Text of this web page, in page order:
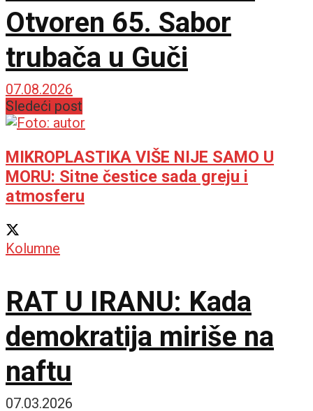
Otvoren 65. Sabor
trubača u Guči
07.08.2026
Sledeći post
MIKROPLASTIKA VIŠE NIJE SAMO U
MORU: Sitne čestice sada greju i
atmosferu
Kolumne
RAT U IRANU: Kada
demokratija miriše na
naftu
07.03.2026